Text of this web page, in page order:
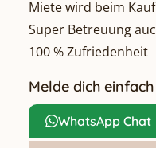
Miete wird beim
Super Betreuung
100 % Zufriedenheit
Melde dich
WhatsApp Chat